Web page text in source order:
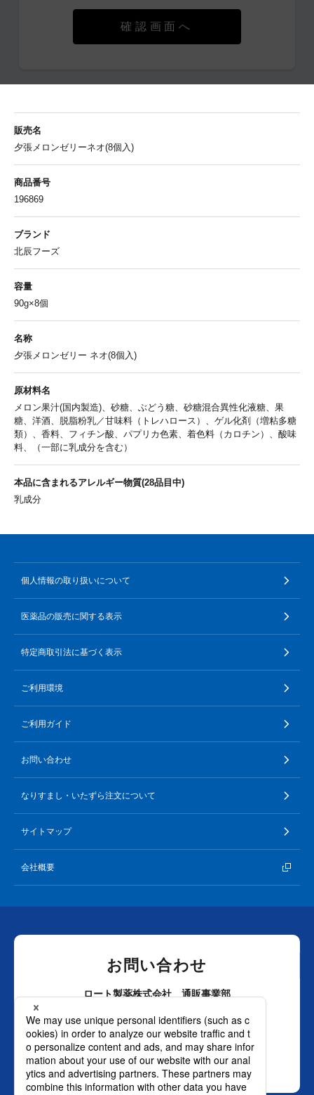
確認画面へ
販売名
夕張メロンゼリーネオ(8個入)
商品番号
196869
ブランド
北辰フーズ
容量
90g×8個
名称
夕張メロンゼリー ネオ(8個入)
原材料名
メロン果汁(国内製造)、砂糖、ぶどう糖、砂糖混合異性化液糖、果
糖、洋酒、脱脂粉乳／甘味料（トレハロース）、ゲル化剤（増粘多糖
類）、香料、フィチン酸、パプリカ色素、着色料（カロチン）、酸味
料、（一部に乳成分を含む）
本品に含まれるアレルギー物質(28品目中)
乳成分
個人情報の取り扱いについて
医薬品の販売に関する表示
特定商取引法に基づく表示
ご利用環境
ご利用ガイド
お問い合わせ
なりすまし・いたずら注文について
サイトマップ
会社概要
お問い合わせ
ロート製薬株式会社 通販事業部
0120-880-610
月～土：9時～21時 日祝：9時～18時
（年末年始を除く）
おかけ間違いのないようご注意ください。